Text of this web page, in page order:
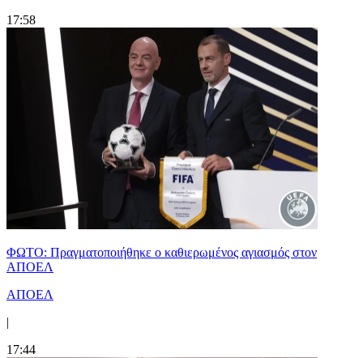
17:58
ΦΩΤΟ: Πραγματοποιήθηκε ο καθιερωμένος αγιασμός στον
ΑΠΟΕΛ
ΑΠΟΕΛ
|
17:44